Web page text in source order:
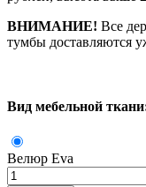
ВНИМАНИЕ! Все
тумбы доставляются
Вид мебельной
Велюр Eva
Количество